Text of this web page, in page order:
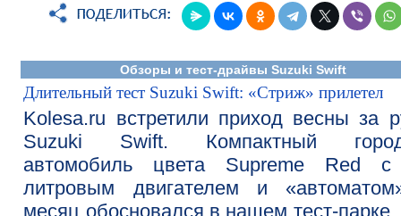
Обзоры и тест-драйвы Suzuki Swift
Длительный тест Suzuki Swift: «Стриж» прилетел
Kolesa.ru встретили приход весны за
Suzuki Swift. Компактный
автомобиль цвета Supreme Red
литровым двигателем и
месяц обосновался в нашем тест-